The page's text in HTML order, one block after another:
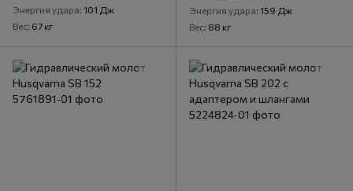
Энергия удара 101 Дж
Вес 67 кг
Энергия удара 159 Дж
Вес 88 кг